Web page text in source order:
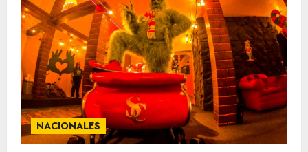
NACIONALES